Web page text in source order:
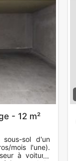
- 12 m²
sol d'un
mois l'une).
à voiture.